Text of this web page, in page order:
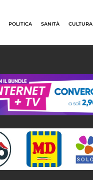
POLITICA SANITÀ CULTURA